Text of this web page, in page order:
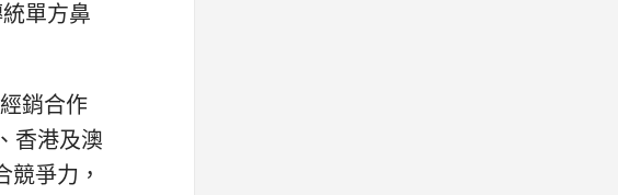
單方鼻
銷合作
香港及澳
爭力，